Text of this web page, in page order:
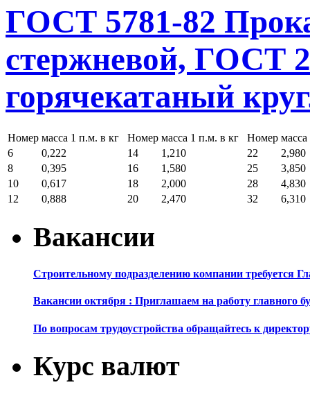
ГОСТ 5781-82
стержневой, ГОСТ
горячекатаный
Номер масса 1 п.м. в кг Номер масса 1 п.м. в кг Номер
6
0,222 14 1,210 22
2,980
8
0,395 16 1,580 25
3,850
10
0,617 18 2,000 28
4,830
12
0,888 20 2,470 32 6,310
Вакансии
Строительному подразделению компании требуется
Вакансии октября : Приглашаем на работу главного
По вопросам трудоустройства обращайтесь к
Курс валют